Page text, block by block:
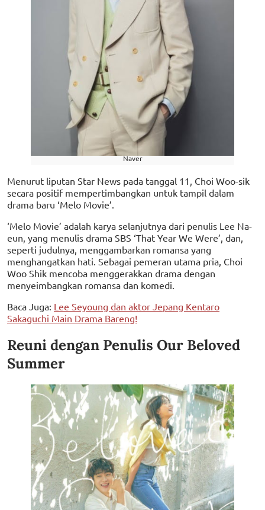
Naver
Menurut liputan Star News pada tanggal 11, Choi Woo-sik
secara positif mempertimbangkan untuk tampil dalam
drama baru ‘Melo Movie’.
‘Melo Movie’ adalah karya selanjutnya dari penulis Lee Na-
eun, yang menulis drama SBS ‘That Year We Were’, dan,
seperti judulnya, menggambarkan romansa yang
menghangatkan hati. Sebagai pemeran utama pria, Choi
Woo Shik mencoba menggerakkan drama dengan
menyeimbangkan romansa dan komedi.
Baca Juga: Lee Seyoung dan aktor Jepang Kentaro
Sakaguchi Main Drama Bareng!
Reuni dengan Penulis Our Beloved
Summer